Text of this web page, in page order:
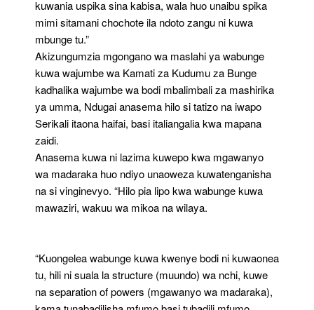
kuwania uspika sina kabisa, wala huo unaibu spika
mimi sitamani chochote ila ndoto zangu ni kuwa
mbunge tu.”
Akizungumzia mgongano wa maslahi ya wabunge
kuwa wajumbe wa Kamati za Kudumu za Bunge
kadhalika wajumbe wa bodi mbalimbali za mashirika
ya umma, Ndugai anasema hilo si tatizo na iwapo
Serikali itaona haifai, basi italiangalia kwa mapana
zaidi.
Anasema kuwa ni lazima kuwepo kwa mgawanyo
wa madaraka huo ndiyo unaoweza kuwatenganisha
na si vinginevyo. “Hilo pia lipo kwa wabunge kuwa
mawaziri, wakuu wa mikoa na wilaya.
“Kuongelea wabunge kuwa kwenye bodi ni kuwaonea
tu, hili ni suala la structure (muundo) wa nchi, kuwe
na separation of powers (mgawanyo wa madaraka),